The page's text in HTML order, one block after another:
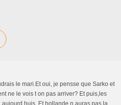
le mari.Et oui, je pensse que Sarko et
ne le vois t on pas arriver? Et puis,les
huis. Et hollande n auras pas la